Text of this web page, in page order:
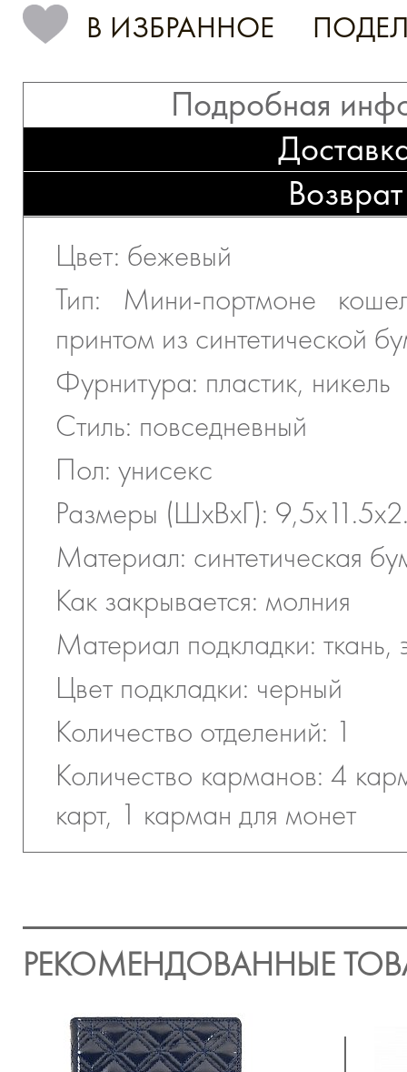
В ИЗБРАННОЕ
Подробная
Возврат
Цвет: бежевый
Тип: Мини-портмоне
принтом из синтетической
Фурнитура: пластик, никель
Стиль: повседневный
Пол: унисекс
Размеры (ШхВхГ):
Материал: синтетическая
Как закрывается: молния
Материал подкладки: ткань,
Цвет подкладки: черный
Количество отделений: 1
Количество карманов: 4
карт, 1 карман для монет
РЕКОМЕНДОВАННЫЕ